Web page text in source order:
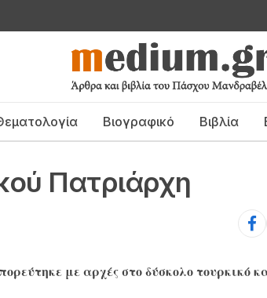
Βιογραφικό Βιβλία
Πατριάρχη
με αρχές στο δύσκολο τουρκικό